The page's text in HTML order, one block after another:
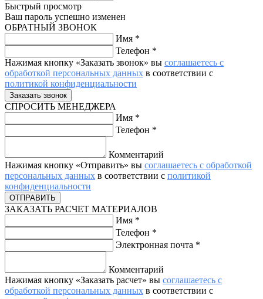
Быстрый просмотр
Ваш пароль успешно изменен
ОБРАТНЫЙ ЗВОНОК
Имя *
Телефон *
Нажимая кнопку «Заказать звонок» вы соглашаетесь с
обработкой персональных данных в соответствии с
политикой конфиденциальности
СПРОСИТЬ МЕНЕДЖЕРА
Имя *
Телефон *
Комментарий
Нажимая кнопку «Отправить» вы соглашаетесь с обработкой
персональных данных в соответствии с политикой
конфиденциальности
ЗАКАЗАТЬ РАСЧЕТ МАТЕРИАЛОВ
Имя *
Телефон *
Электронная почта *
Комментарий
Нажимая кнопку «Заказать расчет» вы соглашаетесь с
обработкой персональных данных в соответствии с